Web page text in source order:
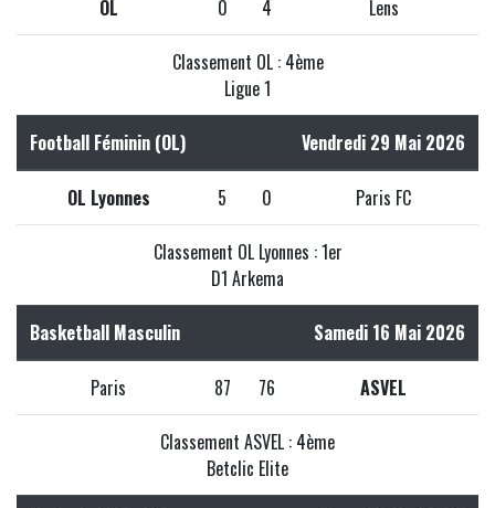
OL 0 4 Lens
Classement OL : 4ème
Ligue 1
Football Féminin (OL) Vendredi 29 Mai 2026
OL Lyonnes 5 0 Paris FC
Classement OL Lyonnes : 1er
D1 Arkema
Basketball Masculin Samedi 16 Mai 2026
Paris 87 76 ASVEL
Classement ASVEL : 4ème
Betclic Elite